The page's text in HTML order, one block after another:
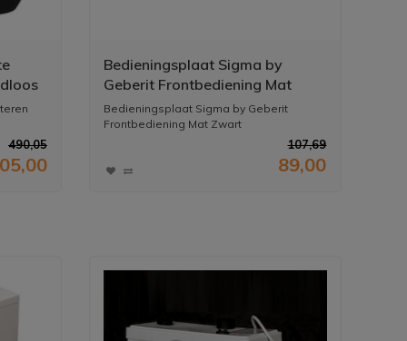
490,05
Bedieningsplaat Sigma by
Geberit Frontbediening Mat
Zwart
Bedieningsplaat Sigma by Geberit
Frontbediening Mat Zwart
107,69
89,00